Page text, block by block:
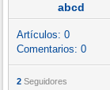
abcd
Artículos: 0
Comentarios: 0
2 Seguidores